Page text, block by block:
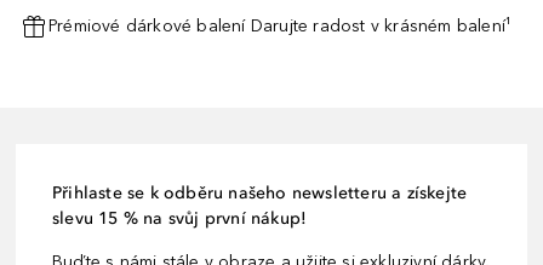
Prémiové dárkové balení Darujte radost v krásném balení¹
Přihlaste se k odběru našeho newsletteru a získejte
slevu 15 % na svůj první nákup!